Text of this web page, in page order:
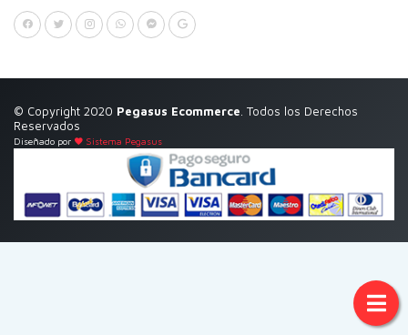
© Copyright 2020 Pegasus Ecommerce . Todos los Derechos
Reservados
Diseñado por Sistema Pegasus